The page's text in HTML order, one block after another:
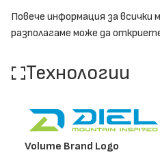
Повече информация за всички
разполагаме може да
Технологии
Volume Brand Logo